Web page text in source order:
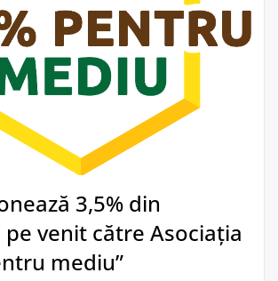
3,5% din
venit către Asociația
mediu”